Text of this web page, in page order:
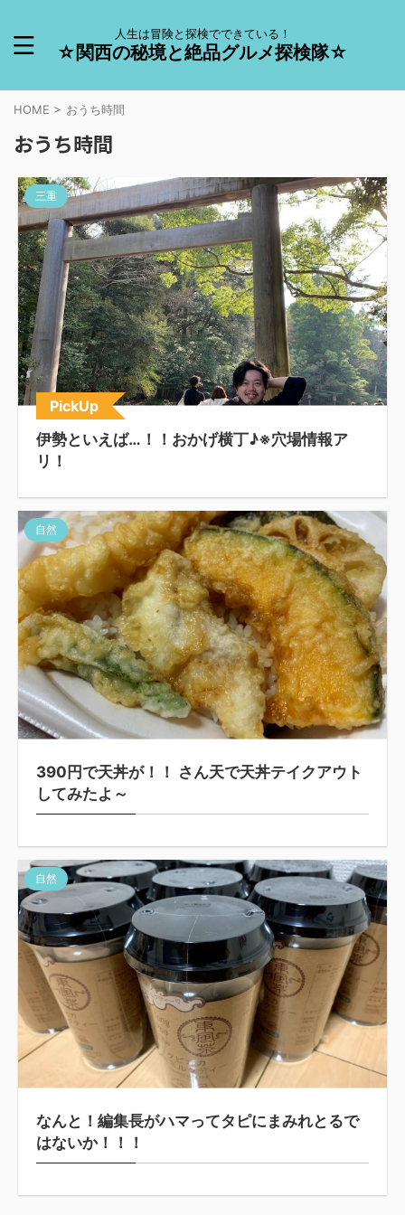
人生は冒険と探検でできている！
☆関西の秘境と絶品グルメ探検隊☆
HOME > おうち時間
おうち時間
三重
PickUp
伊勢といえば…！！おかげ横丁♪※穴場情報ア
リ！
自然
390円で天丼が！！ さん天で天丼テイクアウト
してみたよ～
自然
なんと！編集長がハマってタピにまみれとるで
はないか！！！